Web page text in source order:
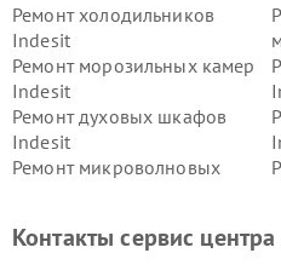
Ремонт холодильников
Indesit
Ремонт морозильных камер
Indesit
Ремонт духовых шкафов
Indesit
Ремонт микроволновых
Indesit
Контакты сервис центра